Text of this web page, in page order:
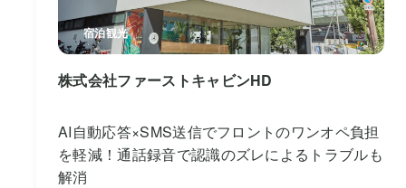
宿泊観光
株式会社ファーストキャビンHD
AI自動応答×SMS送信でフロントのワンオペ負担
を軽減！通話録音で認識のズレによるトラブルも
解消